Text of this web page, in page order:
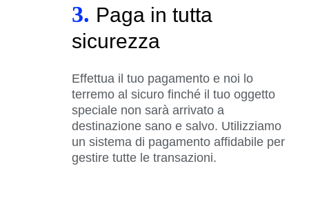
3. Paga in tutta
sicurezza
Effettua il tuo pagamento e noi lo
terremo al sicuro finché il tuo oggetto
speciale non sarà arrivato a
destinazione sano e salvo. Utilizziamo
un sistema di pagamento affidabile per
gestire tutte le transazioni.